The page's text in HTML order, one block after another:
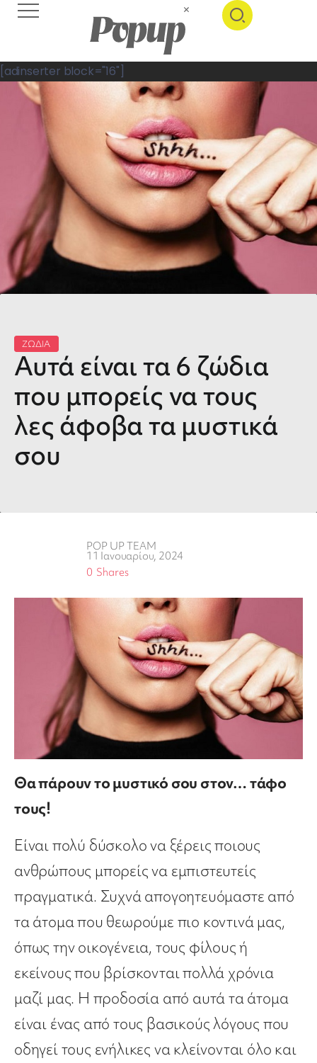
[adinserter block="16"]
ΖΩΔΙΑ
Αυτά είναι τα 6 ζώδια
που μπορείς να τους
λες άφοβα τα μυστικά
σου
POP UP TEAM
11 Ιανουαρίου, 2024
Shares
0
Θα πάρουν το μυστικό σου στον… τάφο
τους!
Είναι πολύ δύσκολο να ξέρεις ποιους
ανθρώπους μπορείς να εμπιστευτείς
πραγματικά. Συχνά απογοητευόμαστε από
τα άτομα που θεωρούμε πιο κοντινά μας,
όπως την οικογένεια, τους φίλους ή
εκείνους που βρίσκονται πολλά χρόνια
μαζί μας. Η προδοσία από αυτά τα άτομα
είναι ένας από τους βασικούς λόγους που
οδηγεί τους ενήλικες να κλείνονται όλο και